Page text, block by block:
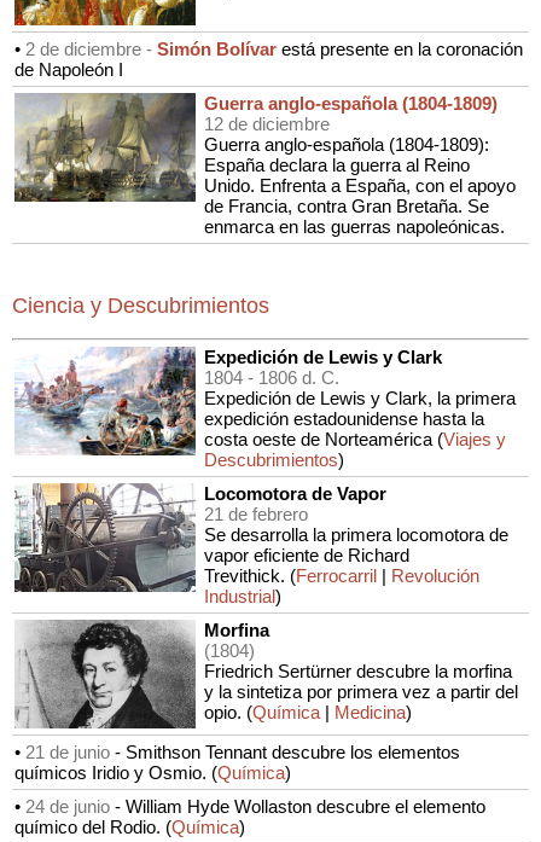
• 2 de diciembre - Simón Bolívar está presente en la coronación
de Napoleón I
Guerra anglo-española (1804-1809)
12 de diciembre
Guerra anglo-española (1804-1809):
España declara la guerra al Reino
Unido. Enfrenta a España, con el apoyo
de Francia, contra Gran Bretaña. Se
enmarca en las guerras napoleónicas.
Ciencia y Descubrimientos
Expedición de Lewis y Clark
1804 - 1806 d. C.
Expedición de Lewis y Clark, la primera
expedición estadounidense hasta la
costa oeste de Norteamérica (Viajes y
Descubrimientos)
Locomotora de Vapor
21 de febrero
Se desarrolla la primera locomotora de
vapor eficiente de Richard
Trevithick. (Ferrocarril | Revolución
Industrial)
Morfina
(1804)
Friedrich Sertürner descubre la morfina
y la sintetiza por primera vez a partir del
opio. (Química | Medicina)
• 21 de junio - Smithson Tennant descubre los elementos
químicos Iridio y Osmio. (Química)
• 24 de junio - William Hyde Wollaston descubre el elemento
químico del Rodio. (Química)